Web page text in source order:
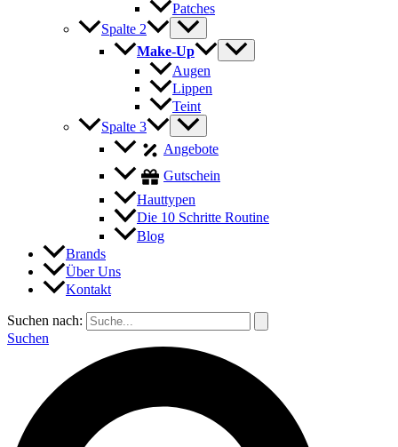
Patches
Spalte 2
Make-Up
Augen
Lippen
Teint
Spalte 3
Angebote
Gutschein
Hauttypen
Die 10 Schritte Routine
Blog
Brands
Über Uns
Kontakt
Suchen nach:
Suchen